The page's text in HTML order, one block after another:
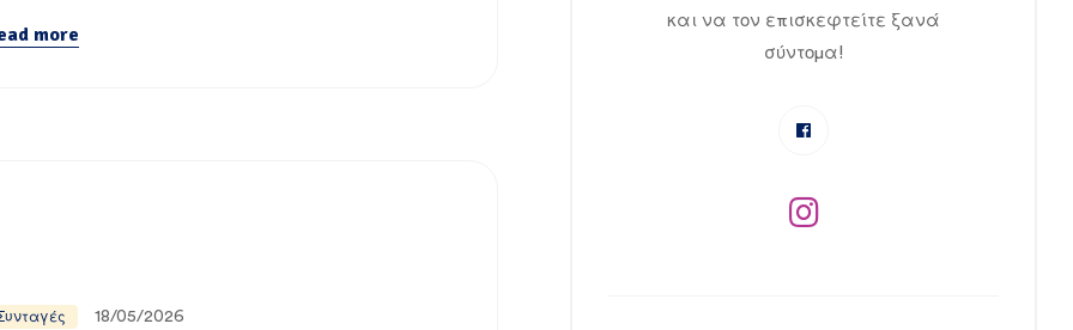
more
18/05/2026
και να τον επισκεφτείτε ξανά
σύντομα!